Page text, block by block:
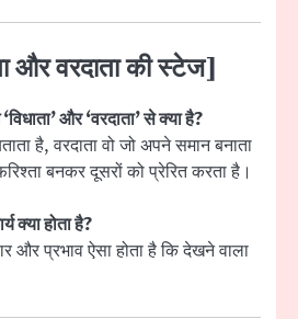
और वरदाता की स्टेज]
और ‘वरदाता’ से क्या है?
है, वरदाता वो जो अपने समान बनाता
बनकर दूसरों को प्रेरित करता है।
क्या होता है?
और प्रभाव ऐसा होता है कि देखने वाला